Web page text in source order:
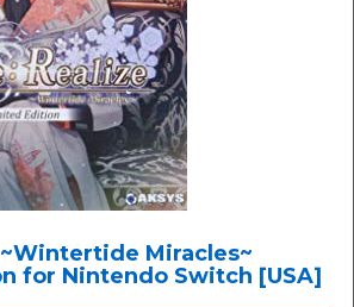
Miracles~
for Nintendo Switch [USA]